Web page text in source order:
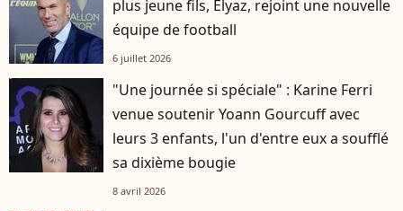
plus jeune fils, Elyaz, rejoint une nouvelle
équipe de football
6 juillet 2026
"Une journée si spéciale" : Karine Ferri
venue soutenir Yoann Gourcuff avec
leurs 3 enfants, l'un d'entre eux a soufflé
sa dixième bougie
8 avril 2026